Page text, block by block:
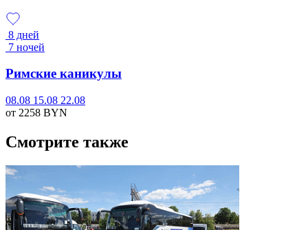
8 дней
7 ночей
Римские каникулы
08.08 15.08 22.08
от 2258 BYN
Смотрите также